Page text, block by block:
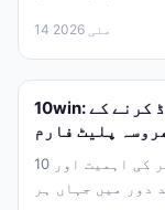
14 مئی 2026
10win: محفوظ اور آفیشل سافٹ ویئر ڈاؤن لوڈ کرنے کے
پلیٹ فارم
ڈیجیٹل دنیا میں آفیشل سافٹ ویئر کی اہمیت اور 10win کا